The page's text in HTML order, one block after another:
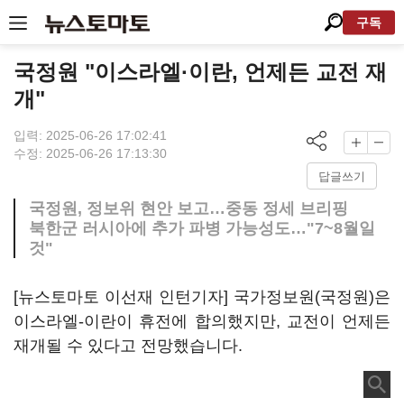
구독
국정원 "이스라엘·이란, 언제든 교전 재
개"
입력: 2025-06-26 17:02:41
수정: 2025-06-26 17:13:30
답글쓰기
국정원, 정보위 현안 보고…중동 정세 브리핑
북한군 러시아에 추가 파병 가능성도…"7~8월일
것"
[뉴스토마토 이선재 인턴기자] 국가정보원(국정원)은
이스라엘-이란이 휴전에 합의했지만, 교전이 언제든
재개될 수 있다고 전망했습니다.